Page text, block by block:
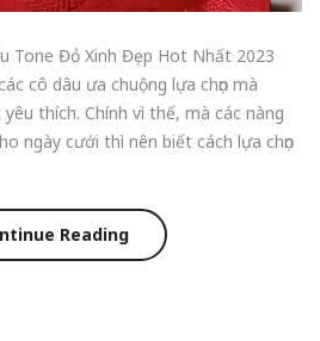
Tone Đỏ Xinh Đẹp Hot Nhất 2023
cô dâu ưa chuộng lựa chọn mà
thích. Chính vì thế, mà các nàng
ngày cưới thì nên biết cách lựa chọn
Reading